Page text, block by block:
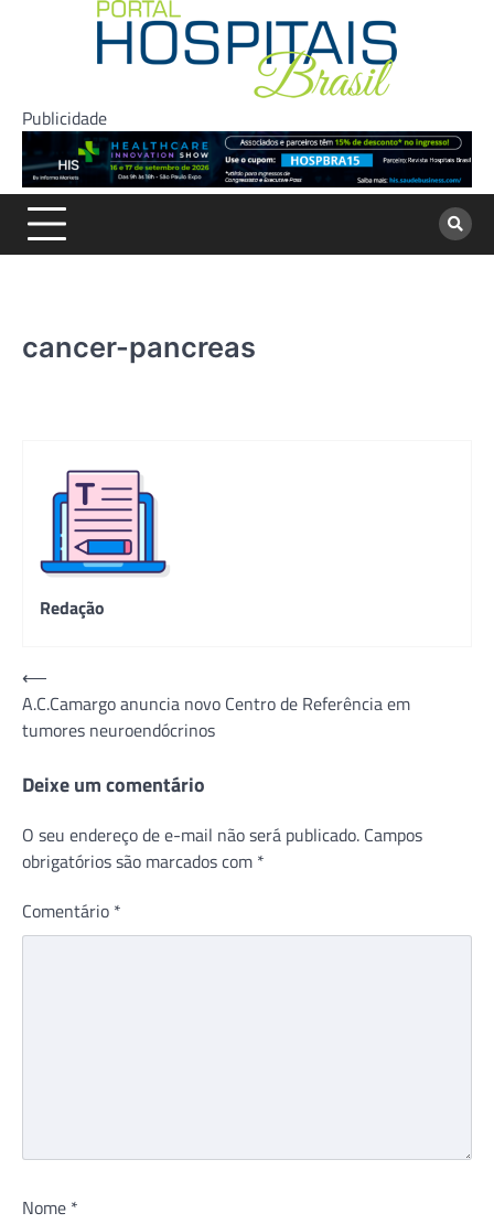
Publicidade
cancer-pancreas
Redação
Navegação
de
Post
⟵
A.C.Camargo anuncia novo Centro de Referência em
tumores neuroendócrinos
Deixe um comentário
O seu endereço de e-mail não será publicado. Campos
obrigatórios são marcados com *
Comentário *
Nome *